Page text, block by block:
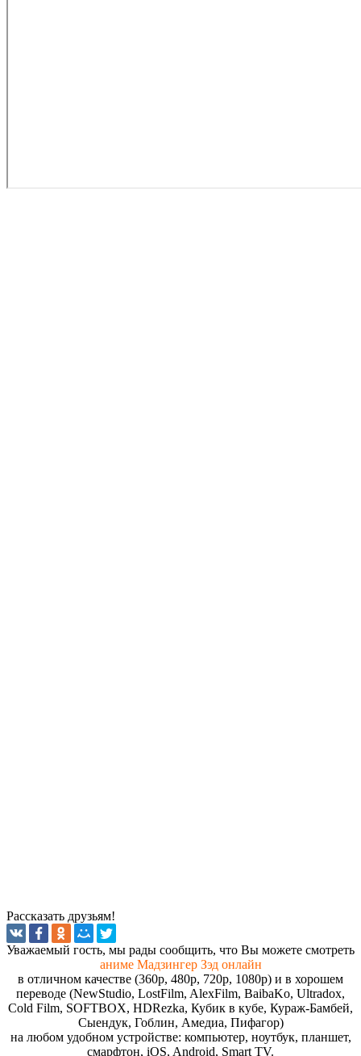
Рассказать друзьям!
Увaжaeмый гocть, мы paды cooбщить, чтo Вы мoжeтe cмoтpeть
аниме Мадзингер Зэд онлайн
в отличном качестве (360p, 480p, 720p, 1080p) и в хорошем
переводе (NewStudio, LostFilm, AlexFilm, BaibaKo, Ultradox,
Cold Film, SOFTBOX, HDRezka, Кубик в кубе, Кураж-Бамбей,
Сыендук, Гоблин, Амедиа, Пифагор)
на любом удобном устройстве: компьютер, ноутбук, планшет,
смарфтон, iOS, Android, Smart TV.